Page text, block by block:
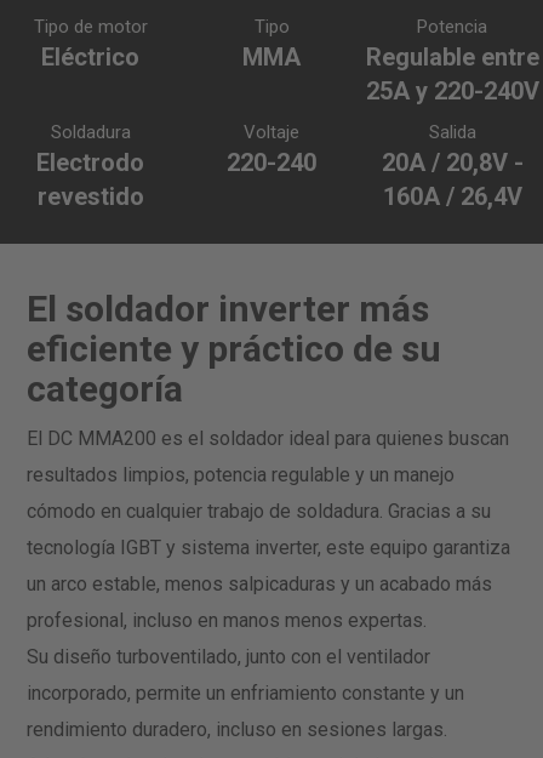
Eléctrico
Tipo de motor
MMA
Tipo
Regulable entre
25A y 220-240V
Potencia
Electrodo
revestido
Soldadura
220-240
Voltaje
20A / 20,8V -
160A / 26,4V
Salida
El soldador inverter más
eficiente y práctico de su
categoría
El DC MMA200 es el soldador ideal para quienes buscan
resultados limpios, potencia regulable y un manejo
cómodo en cualquier trabajo de soldadura. Gracias a su
tecnología IGBT y sistema inverter, este equipo garantiza
un arco estable, menos salpicaduras y un acabado más
profesional, incluso en manos menos expertas.
Su diseño turboventilado, junto con el ventilador
incorporado, permite un enfriamiento constante y un
rendimiento duradero, incluso en sesiones largas.